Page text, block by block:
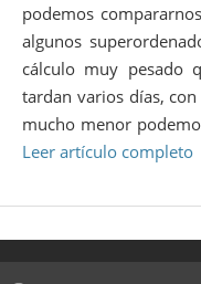
podemos
algunos
cálculo muy pesado
tardan varios días,
mucho menor
Leer artículo completo